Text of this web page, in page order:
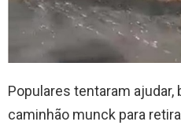
Populares tentaram
caminhão munck para